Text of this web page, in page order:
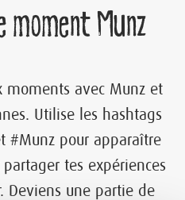
moment Munz
moments avec Munz et
Utilise les hashtags
#Munz pour apparaître
tes expériences
Deviens une partie de